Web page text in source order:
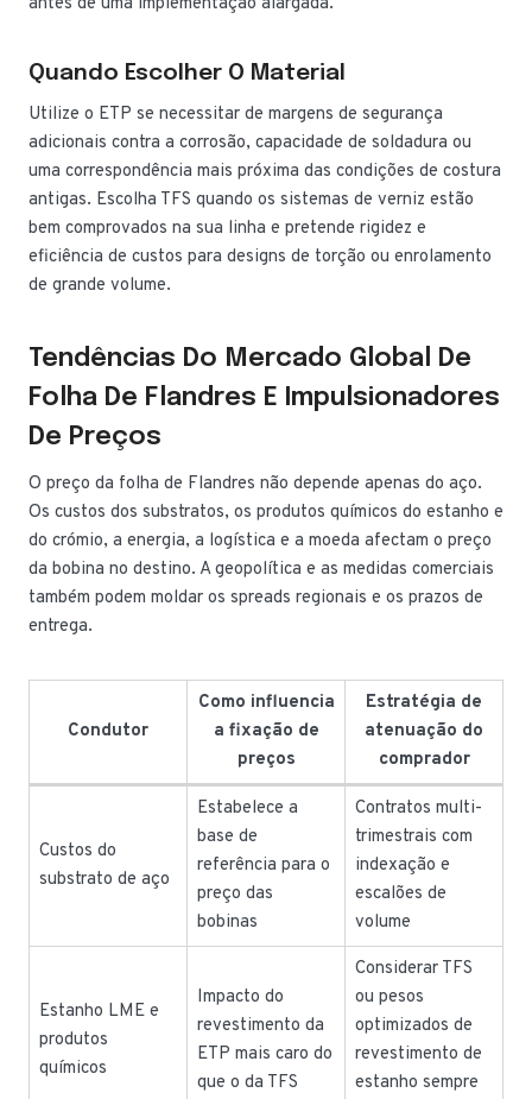
Quando Escolher O Material
Utilize o ETP se necessitar de margens de segurança
adicionais contra a corrosão, capacidade de soldadura ou
uma correspondência mais próxima das condições de costura
antigas. Escolha TFS quando os sistemas de verniz estão
bem comprovados na sua linha e pretende rigidez e
eficiência de custos para designs de torção ou enrolamento
de grande volume.
Tendências Do Mercado Global De
Folha De Flandres E Impulsionadores
De Preços
O preço da folha de Flandres não depende apenas do aço.
Os custos dos substratos, os produtos químicos do estanho e
do crómio, a energia, a logística e a moeda afectam o preço
da bobina no destino. A geopolítica e as medidas comerciais
também podem moldar os spreads regionais e os prazos de
entrega.
Condutor
Como influencia
a fixação de
preços
Estratégia de
atenuação do
comprador
Custos do
substrato de aço
Estabelece a
base de
referência para o
preço das
bobinas
Contratos multi-
trimestrais com
indexação e
escalões de
volume
Estanho LME e
produtos
químicos
Impacto do
revestimento da
ETP mais caro do
que o da TFS
Considerar TFS
ou pesos
optimizados de
revestimento de
estanho sempre